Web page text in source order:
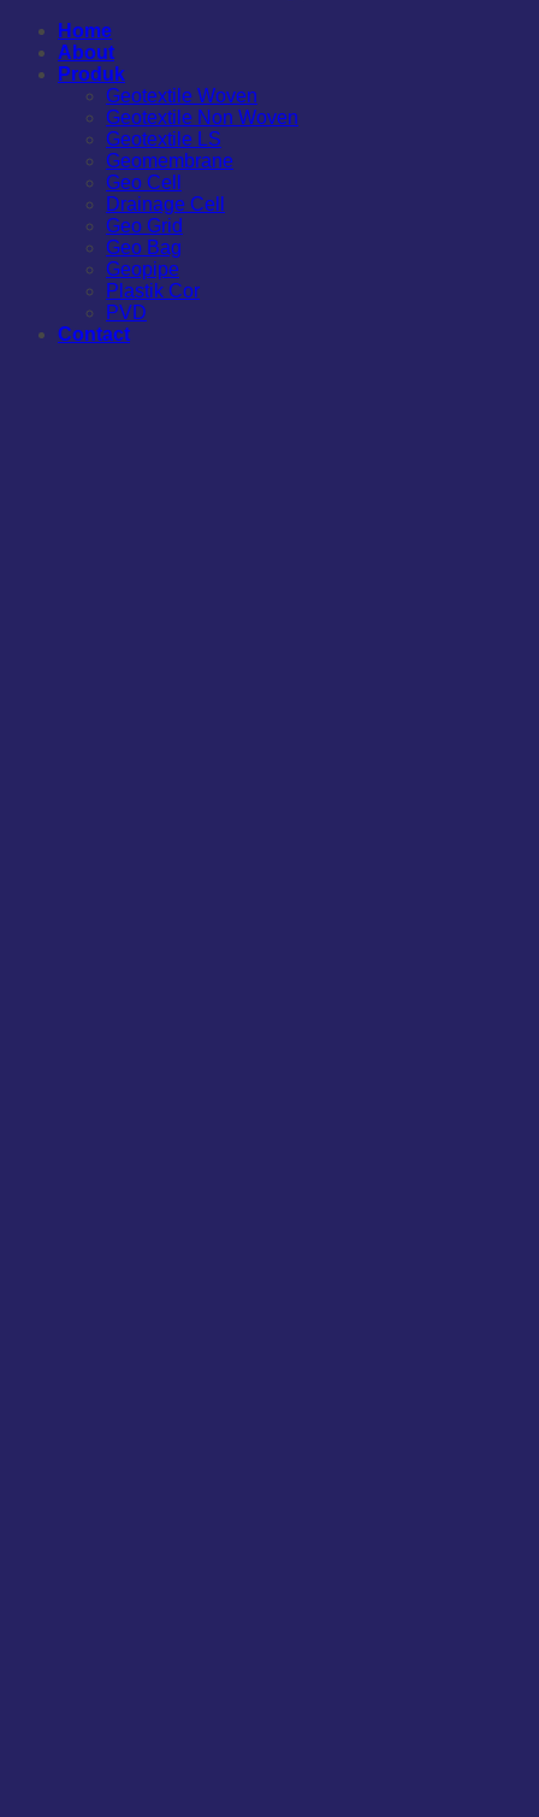
Home
About
Produk
Geotextile Woven
Geotextile Non Woven
Geotextile LS
Geomembrane
Geo Cell
Drainage Cell
Geo Grid
Geo Bag
Geopipe
Plastik Cor
PVD
Contact